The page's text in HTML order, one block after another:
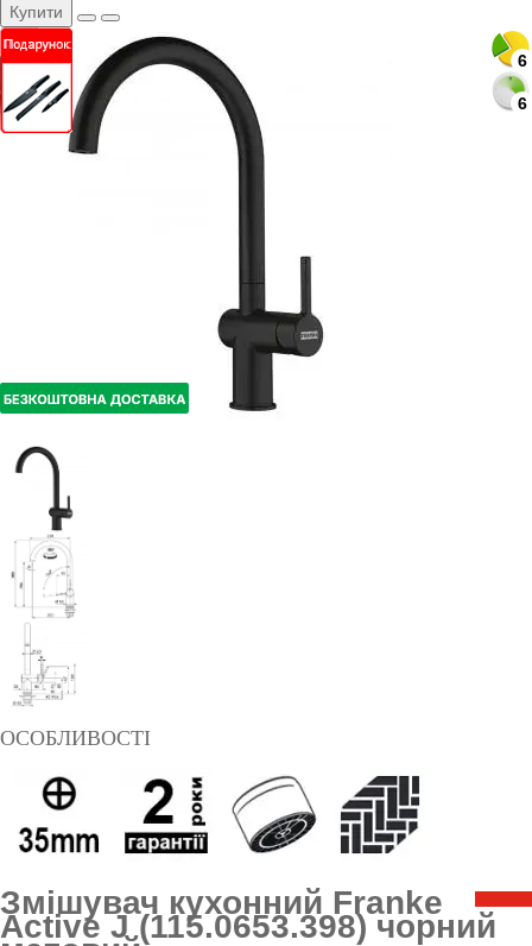
Купити
6
6
ОСОБЛИВОСТІ
Змішувач кухонний Franke
Active J (115.0653.398) чорний